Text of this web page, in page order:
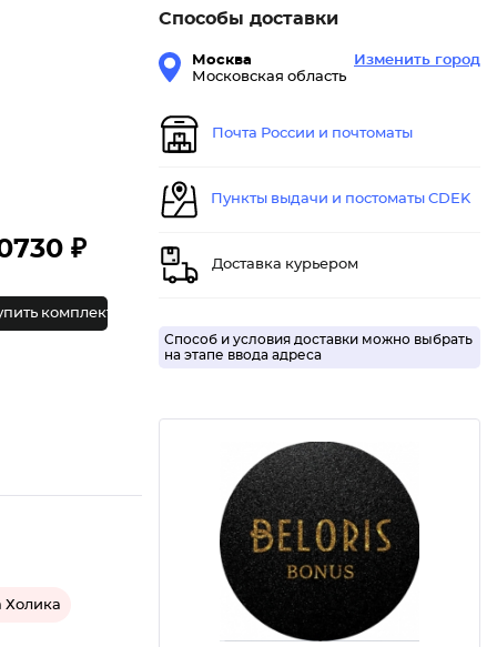
₽
комплект
Холика
Способы доставки
Москва
Московская область
Изменить город
Почта России и почтоматы
Пункты выдачи и постоматы CDEK
Доставка курьером
Способ и условия доставки можно выбрать
на этапе ввода адреса